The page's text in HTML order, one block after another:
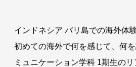
インドネシア バリ島での海外体
初めての海外で何を感じて、何
ミュニケーション学科 1期生の